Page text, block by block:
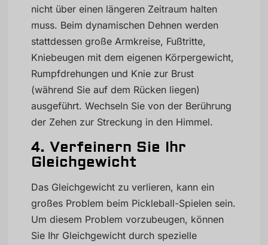
nicht über einen längeren Zeitraum halten
muss. Beim dynamischen Dehnen werden
stattdessen große Armkreise, Fußtritte,
Kniebeugen mit dem eigenen Körpergewicht,
Rumpfdrehungen und Knie zur Brust
(während Sie auf dem Rücken liegen)
ausgeführt. Wechseln Sie von der Berührung
der Zehen zur Streckung in den Himmel.
4. Verfeinern Sie Ihr
Gleichgewicht
Das Gleichgewicht zu verlieren, kann ein
großes Problem beim Pickleball-Spielen sein.
Um diesem Problem vorzubeugen, können
Sie Ihr Gleichgewicht durch spezielle